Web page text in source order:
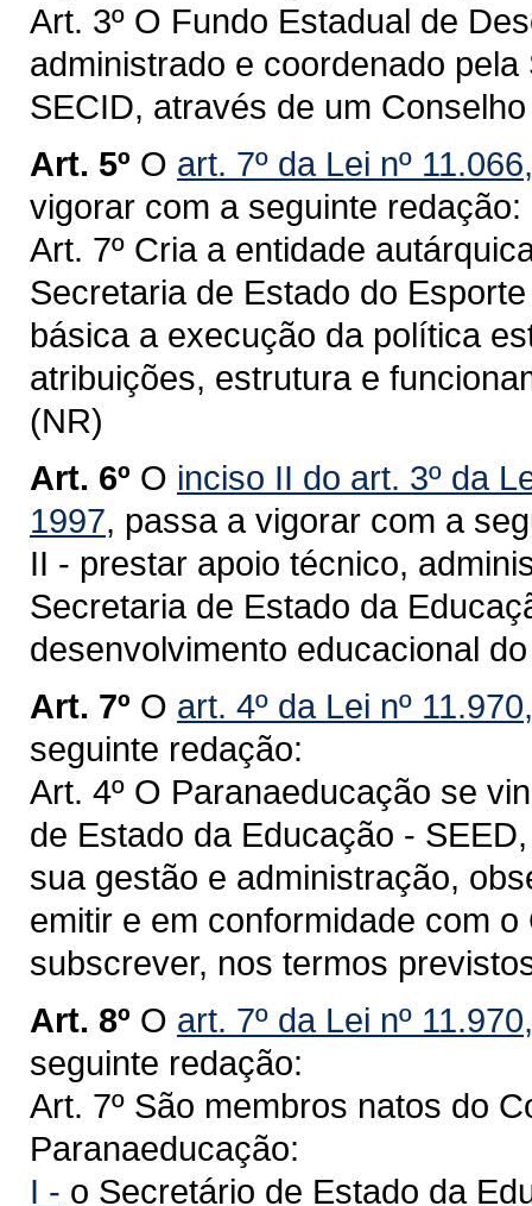
Art. 3º O Fundo Estadual de
administrado e coordenado
SECID, através de um
Art. 5º O art. 7º da Lei nº
vigorar com a seguinte redação:
Art. 7º Cria a entidade
Secretaria de Estado do
básica a execução da política
atribuições, estrutura e
(NR)
Art. 6º O inciso II do art. 3º da
1997, passa a vigorar com a
II - prestar apoio técnico,
Secretaria de Estado da
desenvolvimento educacional
Art. 7º O art. 4º da Lei nº
seguinte redação:
Art. 4º O Paranaeducação se
de Estado da Educação -
sua gestão e administração,
emitir e em conformidade com
subscrever, nos termos
Art. 8º O art. 7º da Lei nº
seguinte redação:
Art. 7º São membros natos do
Paranaeducação:
I - o Secretário de Estado da